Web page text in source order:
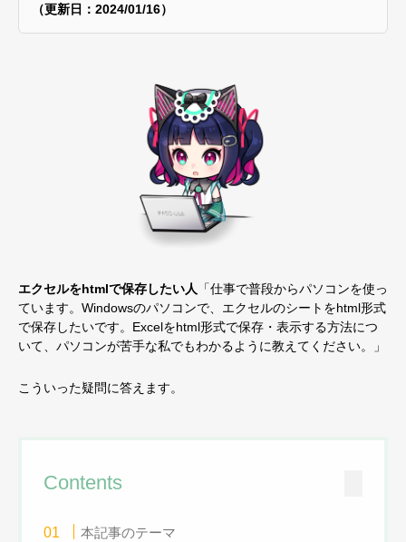
（更新日：2024/01/16）
エクセルをhtmlで保存したい人 「仕事で普段からパソコンを使っ
ています。Windowsのパソコンで、エクセルのシートをhtml形式
で保存したいです。Excelをhtml形式で保存・表示する方法につ
いて、パソコンが苦手な私でもわかるように教えてください。」
こういった疑問に答えます。
Contents
本記事のテーマ